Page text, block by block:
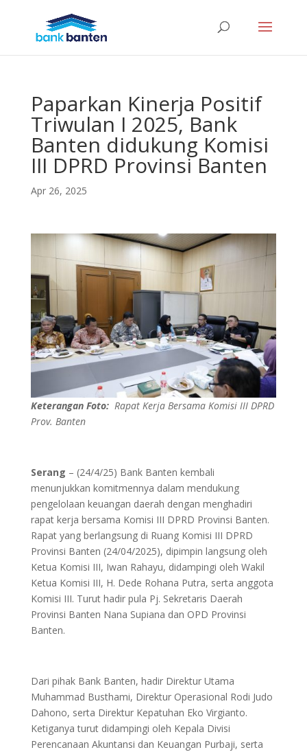
Paparkan Kinerja Positif
Triwulan I 2025, Bank
Banten didukung Komisi
III DPRD Provinsi Banten
Apr 26, 2025
Keterangan Foto: Rapat Kerja Bersama Komisi III DPRD
Prov. Banten
Serang – (24/4/25) Bank Banten kembali
menunjukkan komitmennya dalam mendukung
pengelolaan keuangan daerah dengan menghadiri
rapat kerja bersama Komisi III DPRD Provinsi Banten.
Rapat yang berlangsung di Ruang Komisi III DPRD
Provinsi Banten (24/04/2025), dipimpin langsung oleh
Ketua Komisi III, Iwan Rahayu, didampingi oleh Wakil
Ketua Komisi III, H. Dede Rohana Putra, serta anggota
Komisi III. Turut hadir pula Pj. Sekretaris Daerah
Provinsi Banten Nana Supiana dan OPD Provinsi
Banten.
Dari pihak Bank Banten, hadir Direktur Utama
Muhammad Busthami, Direktur Operasional Rodi Judo
Dahono, serta Direktur Kepatuhan Eko Virgianto.
Ketiganya turut didampingi oleh Kepala Divisi
Perencanaan Akuntansi dan Keuangan Purbaji, serta